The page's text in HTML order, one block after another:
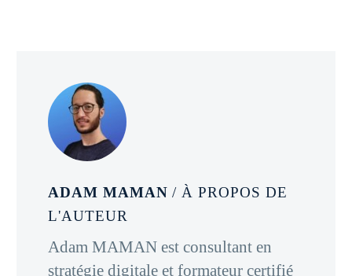
ADAM MAMAN/ À PROPOS DE
L'AUTEUR
Adam MAMAN est consultant en
stratégie digitale et formateur certifié